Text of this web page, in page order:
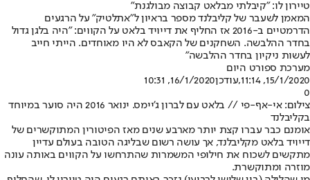
טיירון לו: "קיבלתי מבלאט קבוצה מבולגנת"
המאמן לשעבר של קליבלנד מספר בראיון ל"אתלטיק" על הרגעים
הדרמטיים ב-2016 אז החליף את דייויד בלאט על הקווים: "היה בלגן גדול
בחדר ההלבשה. השחקנים של הקאבס לא היו מאוחדים. הייתי חייב
לעשות ניקיון בחדר ההלבשה"
מערכת ספורט היום
15/1/2020, 11:14
,עודכן16/1/2020, 10:31
0
צילום: אי-אף-פי // בלאט עם לברון ג'יימס. ינואר 2016 היה סוער במיוחד
בקליבלנד
אומנם כבר עברו קצת יותר מארבע שנים מאז הפיטורין המתוקשרים של
דייויד בלאט מקליבלנד, אך עושה רשום שבליגה הטובה בעולם עדיין
מתקשים לשכוח את חילופי המשמרות שהתרחשו על הקווים באותה עונה
מוזרה ומתוקשרת.